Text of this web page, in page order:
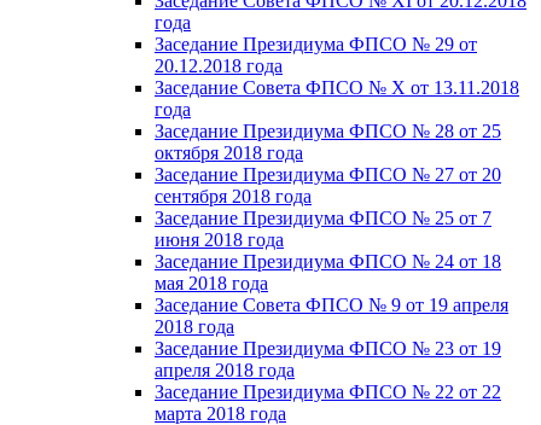
года
Заседание Президиума ФПСО № 29 от
20.12.2018 года
Заседание Совета ФПСО № X от 13.11.2018
года
Заседание Президиума ФПСО № 28 от 25
октября 2018 года
Заседание Президиума ФПСО № 27 от 20
сентября 2018 года
Заседание Президиума ФПСО № 25 от 7
июня 2018 года
Заседание Президиума ФПСО № 24 от 18
мая 2018 года
Заседание Совета ФПСО № 9 от 19 апреля
2018 года
Заседание Президиума ФПСО № 23 от 19
апреля 2018 года
Заседание Президиума ФПСО № 22 от 22
марта 2018 года